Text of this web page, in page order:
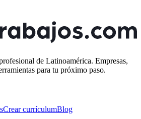
de Latinoamérica. Empresas,
para tu próximo paso.
Crear currículumBlog